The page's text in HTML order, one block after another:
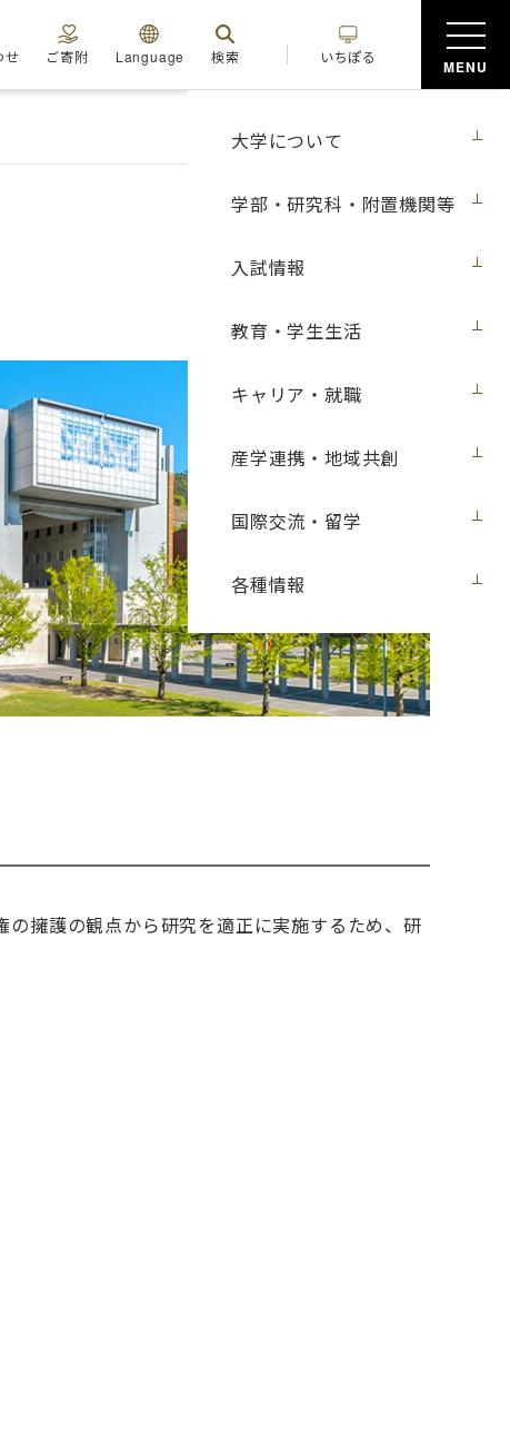
大学について
学部・研究科・附置機関等
入試情報
教育・学生生活
キャリア・就職
産学連携・地域共創
国際交流・留学
各種情報
せ ご寄附 Language 検索 いちぽる
MENU
擁護の観点から研究を適正に実施するため、研